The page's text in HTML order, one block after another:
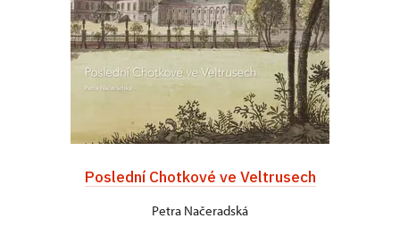
Poslední Chotkové ve Veltrusech
Petra Načeradská